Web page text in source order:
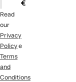
€
Read
our
Privacy
Policye
Terms
and
Conditions